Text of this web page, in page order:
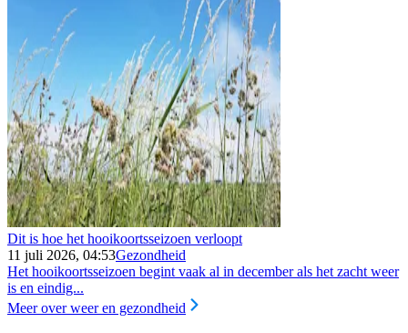
Dit is hoe het hooikoortsseizoen verloopt
11 juli 2026, 04:53Gezondheid
Het hooikoortsseizoen begint vaak al in december als het zacht weer
is en eindig...
Meer over weer en gezondheid